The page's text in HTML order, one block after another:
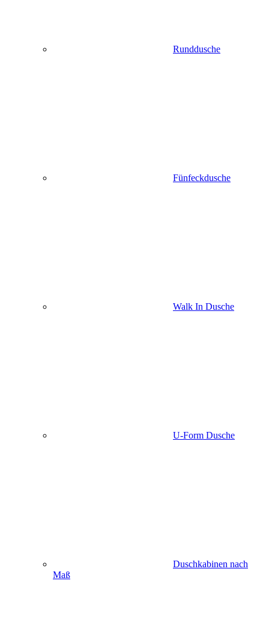
Runddusche
Fünfeckdusche
Walk In Dusche
U-Form Dusche
Duschkabinen nach
Maß